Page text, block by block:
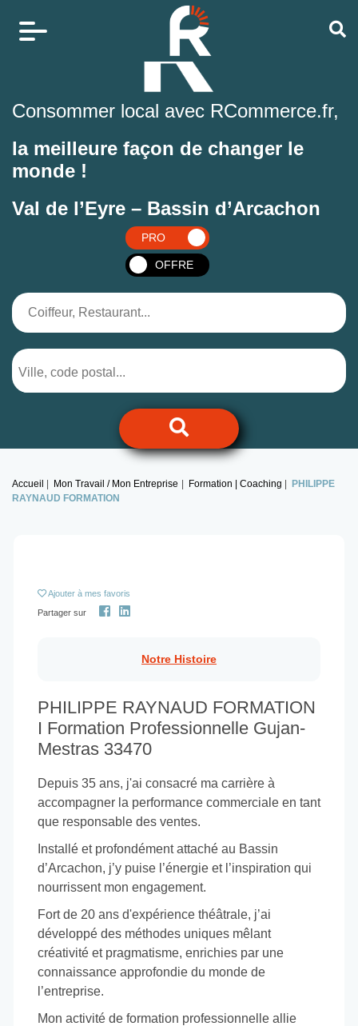
Consommer local avec RCommerce.fr,
la meilleure façon de changer le
monde !
Val de l’Eyre – Bassin d’Arcachon
PRO
OFFRE
Accueil Mon Travail / Mon Entreprise Formation | Coaching
PHILIPPE
RAYNAUD FORMATION
Ajouter à mes favoris
Partager sur
Notre Histoire
PHILIPPE RAYNAUD FORMATION
I Formation Professionnelle Gujan-
Mestras 33470
Depuis 35 ans, j'ai consacré ma carrière à
accompagner la performance commerciale en tant
que responsable des ventes.
Installé et profondément attaché au Bassin
d’Arcachon, j’y puise l’énergie et l’inspiration qui
nourrissent mon engagement.
Fort de 20 ans d'expérience théâtrale, j’ai
développé des méthodes uniques mêlant
créativité et pragmatisme, enrichies par une
connaissance approfondie du monde de
l’entreprise.
Mon activité de formation professionnelle allie